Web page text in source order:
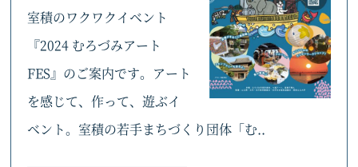
室積のワクワクイベント
『2024 むろづみアート
FES』のご案内です。アート
を感じて、作って、遊ぶイ
ベント。室積の若手まちづくり団体「む..